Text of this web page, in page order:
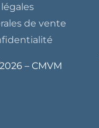
de vente
– CMVM